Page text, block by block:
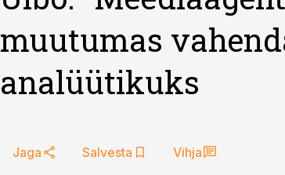
muutumas
analüütikuks
Jaga Salvesta Vihja